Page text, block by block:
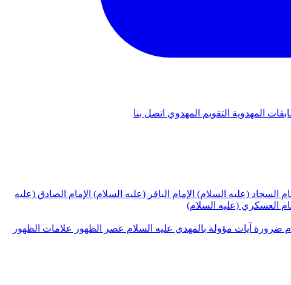
المهدوية التقويم المهدوي اتصل بنا
السجاد (عليه السلام) الإمام الباقر (عليه السلام) الإمام الصادق (عليه
العسكري (عليه السلام)
ضرورة آيات مؤولة بالمهدي عليه السلام عصر الظهور
علامات الظهور